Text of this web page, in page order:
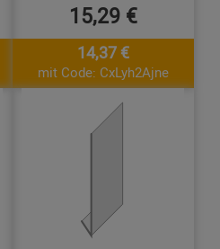
15,29 €
14,37 €
mit Code: CxLyh2Ajne